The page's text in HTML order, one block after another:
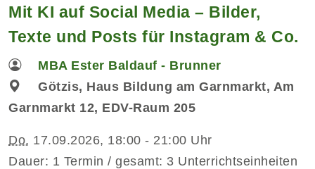
Mit KI auf Social Media – Bilder,
Texte und Posts für Instagram & Co.
MBA Ester Baldauf - Brunner
Götzis, Haus Bildung am Garnmarkt, Am
Garnmarkt 12, EDV-Raum 205
Do. 17.09.2026, 18:00 - 21:00 Uhr
Dauer: 1 Termin / gesamt: 3 Unterrichtseinheiten